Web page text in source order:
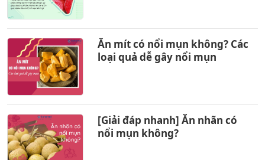
Ăn mít có nổi mụn không? Các
loại quả dễ gây nổi mụn
[Giải đáp nhanh] Ăn nhãn có
nổi mụn không?